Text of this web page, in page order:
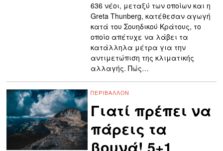
636 νέοι, μεταξύ των οποίων και η
Greta Thunberg, κατέθεσαν αγωγή
κατά του Σουηδικού Κράτους, το
οποίο απέτυχε να λάβει τα
κατάλληλα μέτρα για την
αντιμετώπιση της κλιματικής
αλλαγής. Πώς…
ΠΕΡΙΒΆΛΛΟΝ
Γιατί πρέπει να
πάρεις τα